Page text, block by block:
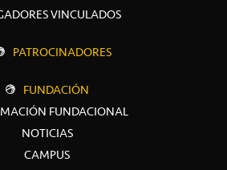
VINCULADOS
PATROCINADORES
FUNDACIÓN
FUNDACIONAL
NOTICIAS
CAMPUS